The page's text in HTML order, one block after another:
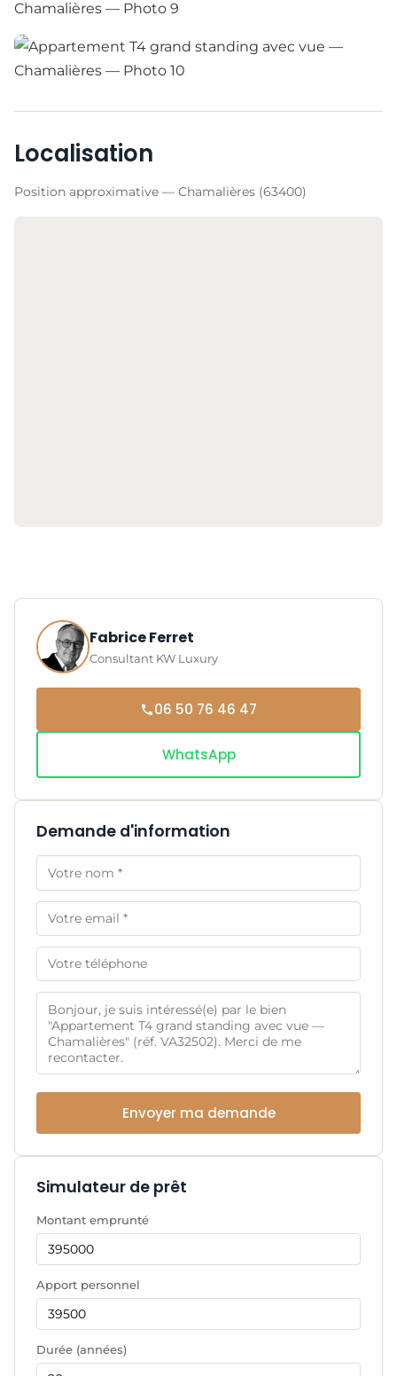
Localisation
Position approximative — Chamalières (63400)
Fabrice Ferret
Consultant KW Luxury
06 50 76 46 47
WhatsApp
Demande d'information
Envoyer ma demande
Simulateur de prêt
Montant emprunté
Apport personnel
Durée (années)